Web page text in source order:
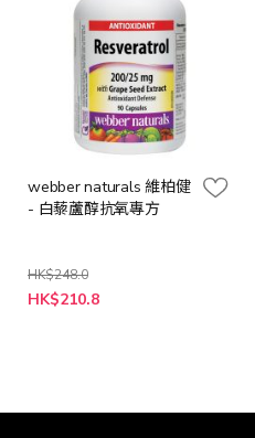
webber naturals 維柏健
- 白藜蘆醇抗氧專方
HK$248.0
特
殊
HK$210.8